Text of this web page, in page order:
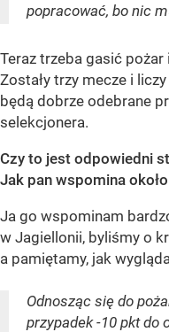
popracować, bo nic
Teraz trzeba gasić
Zostały trzy mecze i
będą dobrze odebrane
selekcjonera.
Czy to jest odpowiedni
Jak pan wspomina
Ja go wspominam
w Jagiellonii, byliśmy o
a pamiętamy, jak
Odnosząc się do
przypadek -10 pkt do